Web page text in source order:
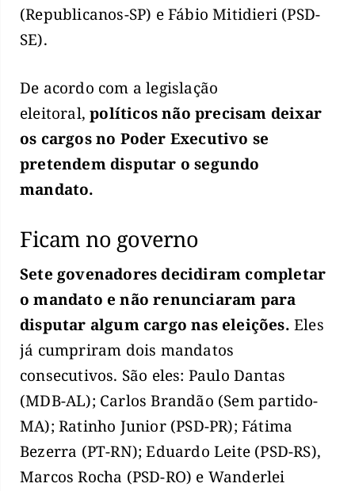
(Republicanos-SP) e Fábio Mitidieri (PSD-
SE).
De acordo com a legislação
eleitoral,políticos não precisam deixar
os cargos no Poder Executivo se
pretendem disputar o segundo
mandato.
Ficam no governo
Sete govenadores decidiram completar
o mandato e não renunciaram para
disputar algum cargo nas eleições.Eles
já cumpriram dois mandatos
consecutivos. São eles: Paulo Dantas
(MDB-AL); Carlos Brandão (Sem partido-
MA); Ratinho Junior (PSD-PR); Fátima
Bezerra (PT-RN); Eduardo Leite (PSD-RS),
Marcos Rocha (PSD-RO) e Wanderlei